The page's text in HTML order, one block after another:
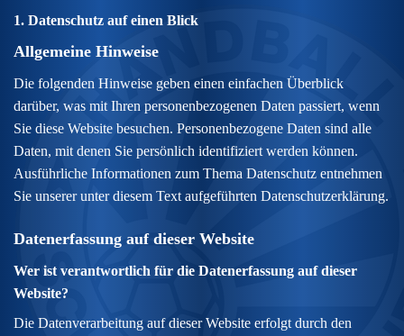
1. Datenschutz auf einen Blick
Allgemeine Hinweise
Die folgenden Hinweise geben einen einfachen Überblick
darüber, was mit Ihren personenbezogenen Daten passiert, wenn
Sie diese Website besuchen. Personenbezogene Daten sind alle
Daten, mit denen Sie persönlich identifiziert werden können.
Ausführliche Informationen zum Thema Datenschutz entnehmen
Sie unserer unter diesem Text aufgeführten Datenschutzerklärung.
Datenerfassung auf dieser Website
Wer ist verantwortlich für die Datenerfassung auf dieser
Website?
Die Datenverarbeitung auf dieser Website erfolgt durch den